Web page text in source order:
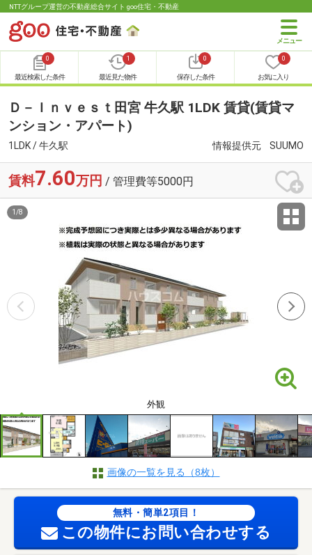
NTTグループ運営の不動産総合サイト goo住宅・不動産
0
最近検索した条件
1
最近見た物件
0
保存した条件
0
お気に入り
Ｄ－Ｉｎｖｅｓｔ田宮 牛久駅 1LDK 賃貸(賃貸マ
ンション・アパート)
1LDK / 牛久駅 情報提供元 SUUMO
賃料7.60万円 / 管理費等5000円
外観
1 /8
画像の一覧を見る（8枚）
無料・簡単2項目！
この物件にお問い合わせする